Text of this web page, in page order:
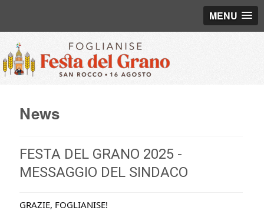
MENU
News
FESTA DEL GRANO 2025 -
MESSAGGIO DEL SINDACO
GRAZIE, FOGLIANISE!